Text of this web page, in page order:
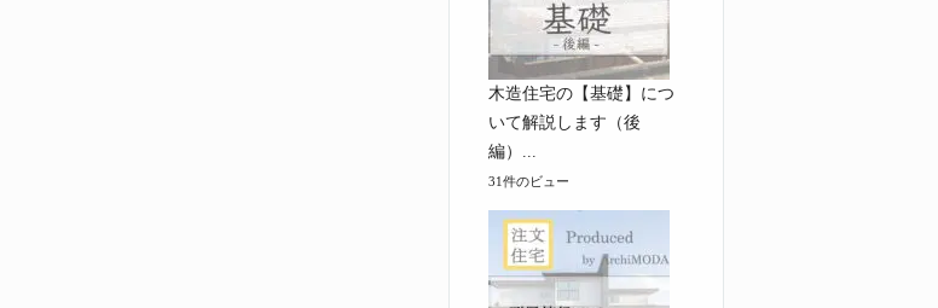
木造住宅の【基礎】につ
いて解説します（後
編）...
31件のビュー